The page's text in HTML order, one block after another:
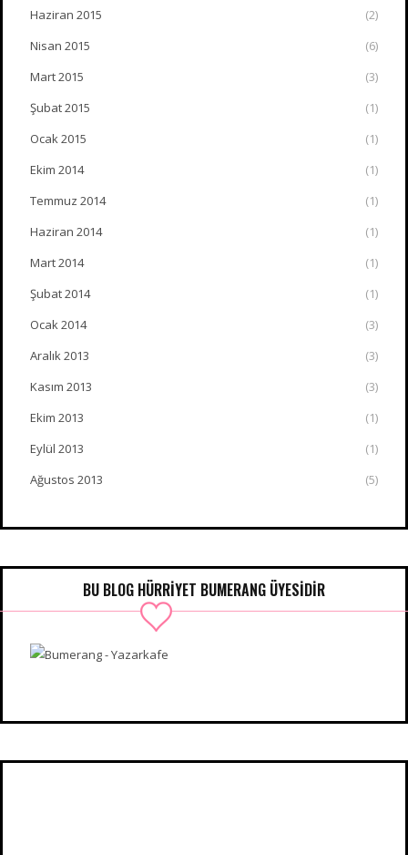
Haziran 2015
(2)
Nisan 2015
(6)
Mart 2015
(3)
Şubat 2015
(1)
Ocak 2015
(1)
Ekim 2014
(1)
Temmuz 2014
(1)
Haziran 2014
(1)
Mart 2014
(1)
Şubat 2014
(1)
Ocak 2014
(3)
Aralık 2013
(3)
Kasım 2013
(3)
Ekim 2013
(1)
Eylül 2013
(1)
Ağustos 2013
(5)
BU BLOG HÜRRIYET BUMERANG ÜYESIDIR